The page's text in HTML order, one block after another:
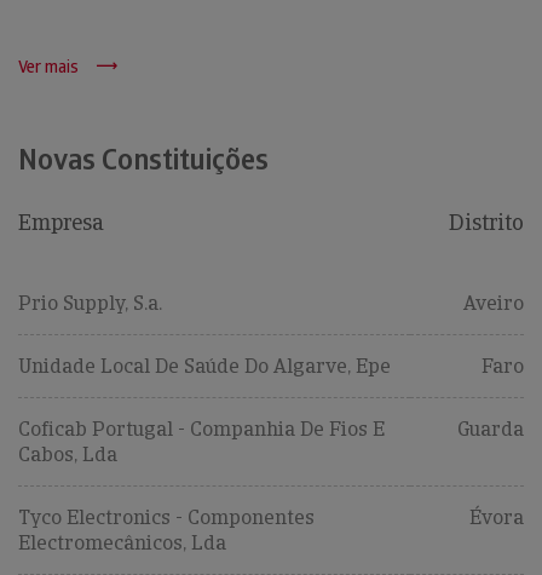
Ver mais
Novas Constituições
Empresa Distrito
Prio Supply, S.a. Aveiro
Unidade Local De Saúde Do Algarve, Epe Faro
Coficab Portugal - Companhia De Fios E
Cabos, Lda
Guarda
Tyco Electronics - Componentes
Electromecânicos, Lda
Évora